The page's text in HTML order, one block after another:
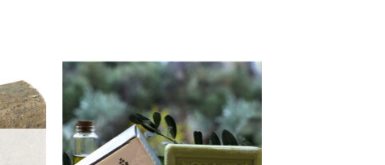
Add to
wishlist
Add to
wishlist